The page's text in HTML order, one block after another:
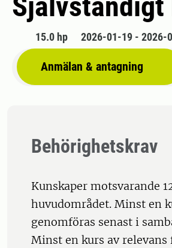
15.0 hp 2026-01-19 - 2026-
Anmälan & antagning
Behörighetskrav
Kunskaper motsvarande
huvudområdet. Minst en
genomföras senast i
Minst en kurs av